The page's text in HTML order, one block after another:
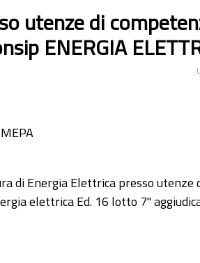
utenze di
ENERGIA
di Energia Elettrica presso utenze
elettrica Ed. 16 lotto 7"